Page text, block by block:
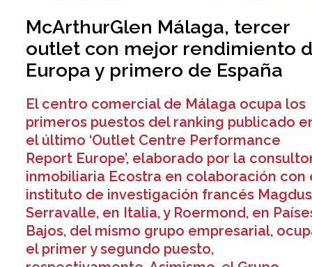
McArthurGlen Málaga, tercer
outlet con mejor rendimiento
Europa y primero de España
El centro comercial de Málaga ocupa los
primeros puestos del ranking publicado
el último ‘Outlet Centre Performance
Report Europe’, elaborado por la
inmobiliaria Ecostra en colaboración con
instituto de investigación francés
Serravalle, en Italia, y Roermond, en
Bajos, del mismo grupo empresarial,
el primer y segundo puesto,